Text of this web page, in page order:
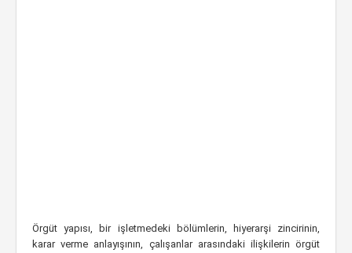
Örgüt yapısı, bir işletmedeki bölümlerin, hiyerarşi zincirinin,
karar verme anlayışının, çalışanlar arasındaki ilişkilerin örgüt